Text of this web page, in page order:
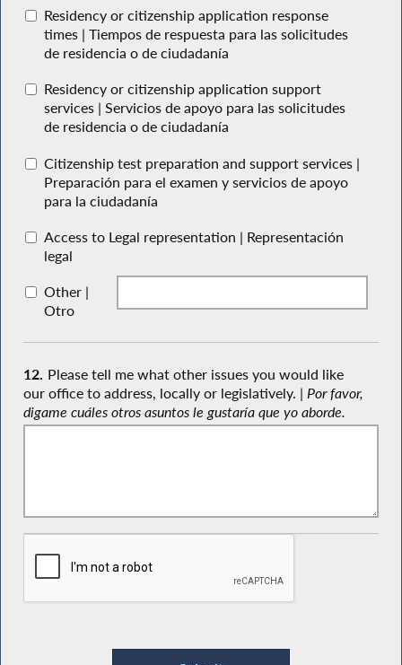
Residency or citizenship application response
times | Tiempos de respuesta para las solicitudes
de residencia o de ciudadanía
Residency or citizenship application support
services | Servicios de apoyo para las solicitudes
de residencia o de ciudadanía
Citizenship test preparation and support services |
Preparación para el examen y servicios de apoyo
para la ciudadanía
Access to Legal representation | Representación
legal
Other |
Otro
12. Please tell me what other issues you would like
our office to address, locally or legislatively. | Por favor,
digame cuáles otros asuntos le gustaría que yo aborde.